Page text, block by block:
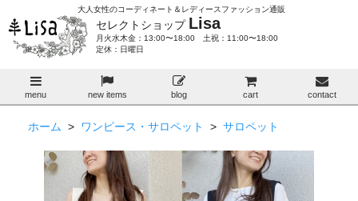
大人女性のコーディネート＆レディースファッション通販
セレクトショップ Lisa
月火水木金：13:00〜18:00 土祝：11:00〜18:00
定休：日曜日
menu new items blog cart contact
ホーム > ワンピース・サロペット > サロペット